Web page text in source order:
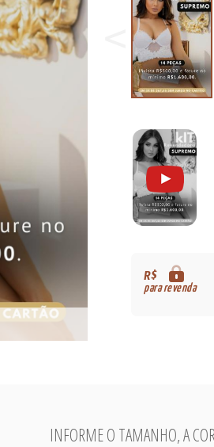
R$
para revenda
INFORME O TAMANHO, A